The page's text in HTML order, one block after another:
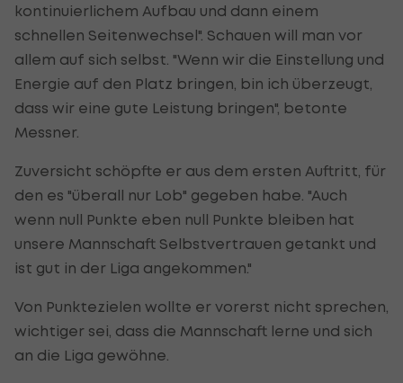
kontinuierlichem Aufbau und dann einem
schnellen Seitenwechsel". Schauen will man vor
allem auf sich selbst. "Wenn wir die Einstellung und
Energie auf den Platz bringen, bin ich überzeugt,
dass wir eine gute Leistung bringen", betonte
Messner.
Zuversicht schöpfte er aus dem ersten Auftritt, für
den es "überall nur Lob" gegeben habe. "Auch
wenn null Punkte eben null Punkte bleiben hat
unsere Mannschaft Selbstvertrauen getankt und
ist gut in der Liga angekommen."
Von Punktezielen wollte er vorerst nicht sprechen,
wichtiger sei, dass die Mannschaft lerne und sich
an die Liga gewöhne.